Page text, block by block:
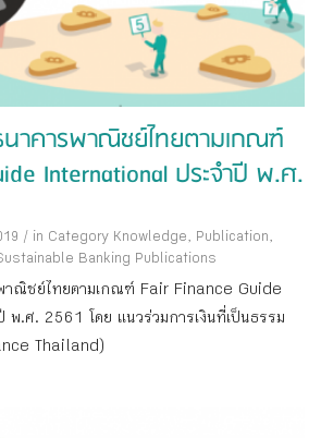
นาคารพาณิชย์ไทยตามเกณฑ์
International ประจำปี พ.ศ.
/ in Category Knowledge, Publication,
Banking Publications
าณิชย์ไทยตามเกณฑ์ Fair Finance Guide
.ศ. 2561 โดย แนวร่วมการเงินที่เป็นธรรม
Thailand)